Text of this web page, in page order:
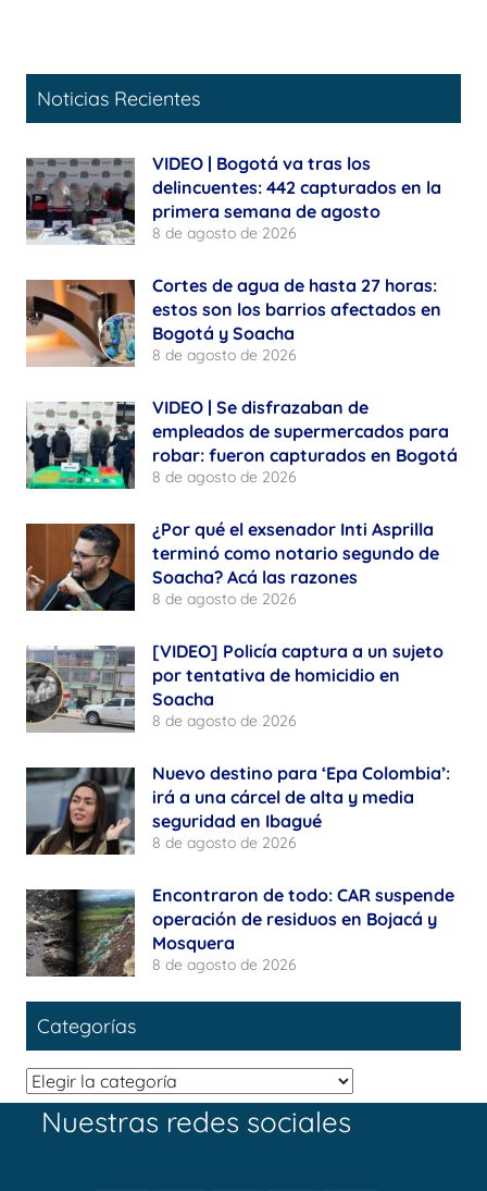
Noticias Recientes
VIDEO | Bogotá va tras los
delincuentes: 442 capturados en la
primera semana de agosto
8 de agosto de 2026
Cortes de agua de hasta 27 horas:
estos son los barrios afectados en
Bogotá y Soacha
8 de agosto de 2026
VIDEO | Se disfrazaban de
empleados de supermercados para
robar: fueron capturados en Bogotá
8 de agosto de 2026
¿Por qué el exsenador Inti Asprilla
terminó como notario segundo de
Soacha? Acá las razones
8 de agosto de 2026
[VIDEO] Policía captura a un sujeto
por tentativa de homicidio en
Soacha
8 de agosto de 2026
Nuevo destino para ‘Epa Colombia’:
irá a una cárcel de alta y media
seguridad en Ibagué
8 de agosto de 2026
Encontraron de todo: CAR suspende
operación de residuos en Bojacá y
Mosquera
8 de agosto de 2026
Categorías
Categorías
Nuestras redes sociales